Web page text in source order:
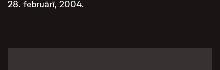
28. februārī, 2004.